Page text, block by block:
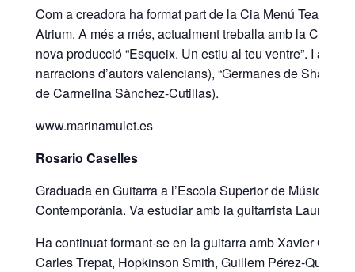
Com a creadora ha format part de la Cia Menú Teatral
Atrium. A més a més, actualment treballa amb la Cia Va
nova producció “Esqueix. Un estiu al teu ventre”. I amb
narracions d’autors valencians), “Germanes de
de Carmelina Sànchez-Cutillas).
www.marinamulet.es
Rosario Caselles
Graduada en Guitarra a l’Escola Superior de Música
Contemporània. Va estudiar amb la guitarrista Laura
Ha continuat formant-se en la guitarra amb Xavier Coll i
Carles Trepat, Hopkinson Smith, Guillem Pérez-Quer o